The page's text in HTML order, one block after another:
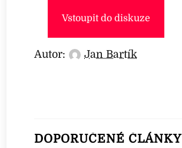
Vstoupit do diskuze
Autor: Jan Bartík
DOPORUČENÉ ČLÁNKY